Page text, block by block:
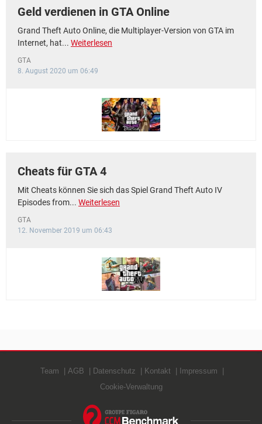
Geld verdienen in GTA Online
Grand Theft Auto Online, die Multiplayer-Version von GTA im
Internet, hat... Weiterlesen
GTA
8. August 2020 um 06:49
Cheats für GTA 4
Mit Cheats können Sie sich das Spiel Grand Theft Auto IV
Episodes from... Weiterlesen
GTA
12. November 2019 um 06:43
Team AGB Datenschutz Kontakt
Impressum
Cookie-Verwaltung